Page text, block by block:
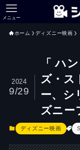
メニュー
ホーム ディズニー映画
「 ハ
ズ・ス
ー、シ
ズニー
2024
9/29
ディズニー映画